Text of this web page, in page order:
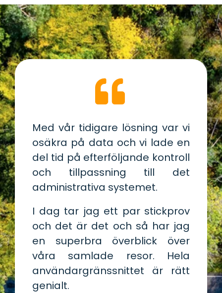
Med vår tidigare lösning var vi
osäkra på data och vi lade en
del tid på efterföljande kontroll
och tillpassning till det
administrativa systemet.
I dag tar jag ett par stickprov
och det är det och så har jag
en superbra överblick över
våra samlade resor. Hela
användargränssnittet är rätt
genialt.